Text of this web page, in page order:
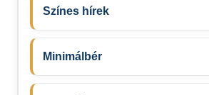
Színes hírek
Minimálbér